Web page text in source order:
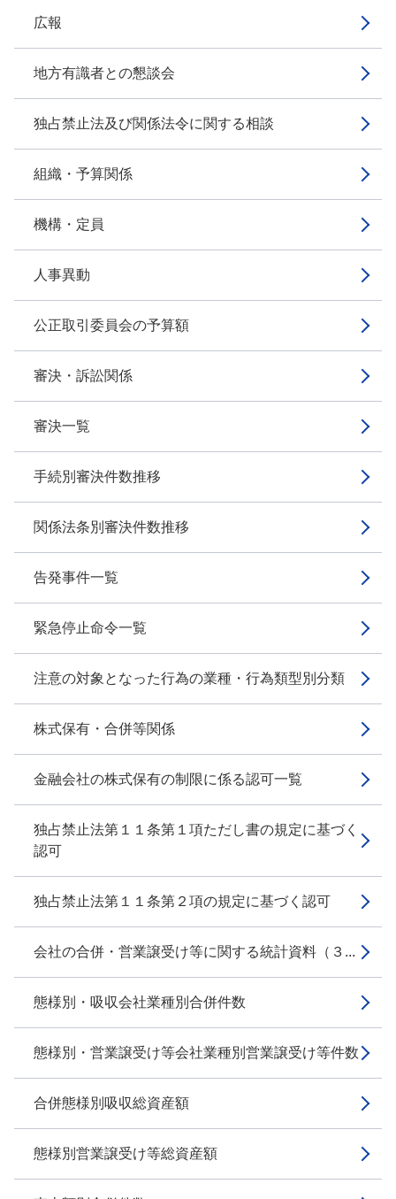
広報
地方有識者との懇談会
独占禁止法及び関係法令に関する相談
組織・予算関係
機構・定員
人事異動
公正取引委員会の予算額
審決・訴訟関係
審決一覧
手続別審決件数推移
関係法条別審決件数推移
告発事件一覧
緊急停止命令一覧
注意の対象となった行為の業種・行為類型別分類
株式保有・合併等関係
金融会社の株式保有の制限に係る認可一覧
独占禁止法第１１条第１項ただし書の規定に基づく
認可
独占禁止法第１１条第２項の規定に基づく認可
会社の合併・営業譲受け等に関する統計資料（３...
態様別・吸収会社業種別合併件数
態様別・営業譲受け等会社業種別営業譲受け等件数
合併態様別吸収総資産額
態様別営業譲受け等総資産額